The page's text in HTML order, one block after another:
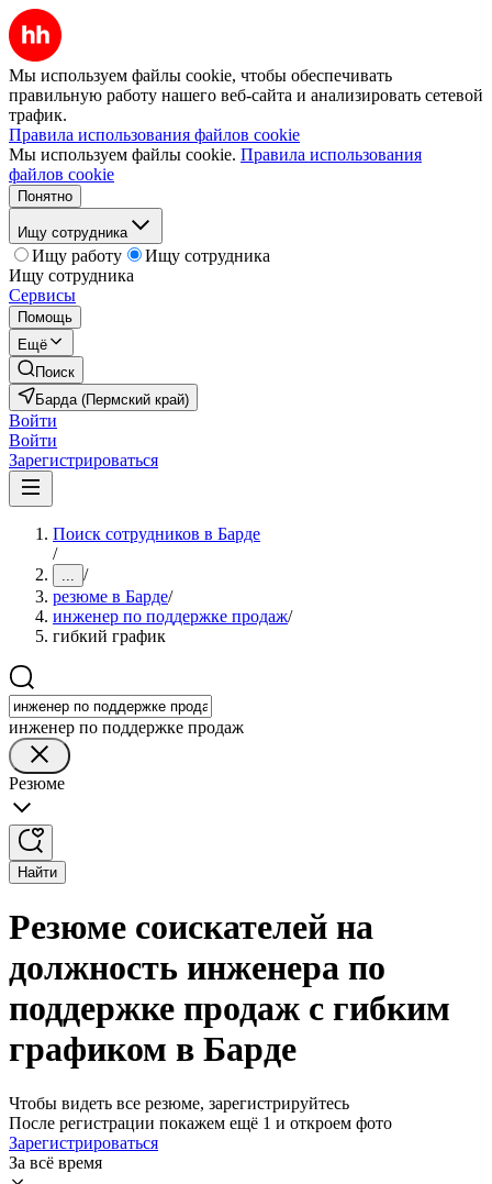
Мы используем файлы cookie, чтобы обеспечивать
правильную работу нашего веб-сайта и анализировать сетевой
трафик.
Правила использования файлов cookie
Мы используем файлы cookie. Правила использования
файлов cookie
Понятно
Ищу сотрудника
Ищу работу
Ищу сотрудника
Ищу сотрудника
Сервисы
Помощь
Ещё
Поиск
Барда (Пермский край)
Войти
Войти
Зарегистрироваться
Поиск сотрудников в Барде
/
... /
резюме в Барде/
инженер по поддержке продаж/
гибкий график
инженер по поддержке продаж
Резюме
Найти
Резюме соискателей на
должность инженера по
поддержке продаж с гибким
графиком в Барде
Чтобы видеть все резюме, зарегистрируйтесь
После регистрации покажем ещё 1 и откроем фото
Зарегистрироваться
За всё время